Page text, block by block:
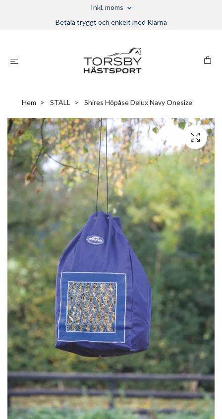
Inkl. moms
Betala tryggt och enkelt med Klarna
Hem STALL Shires Höpåse Delux Navy Onesize